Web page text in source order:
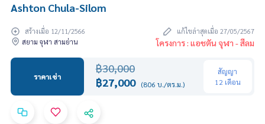
Ashton Chula-Silom
สร้างเมื่อ 12/11/2566
แก้ไขล่าสุดเมื่อ 27/05/2567
สยาม จุฬา สามย่าน
โครงการ : แอชตัน จุฬา - สีลม
ราคาเช่า
฿30,000
฿27,000 (806 บ./ตร.ม.)
สัญญา
12 เดือน